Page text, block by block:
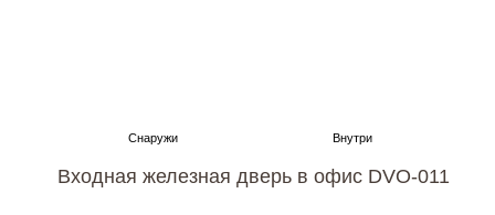
Входная железная дверь в офис DVO-011